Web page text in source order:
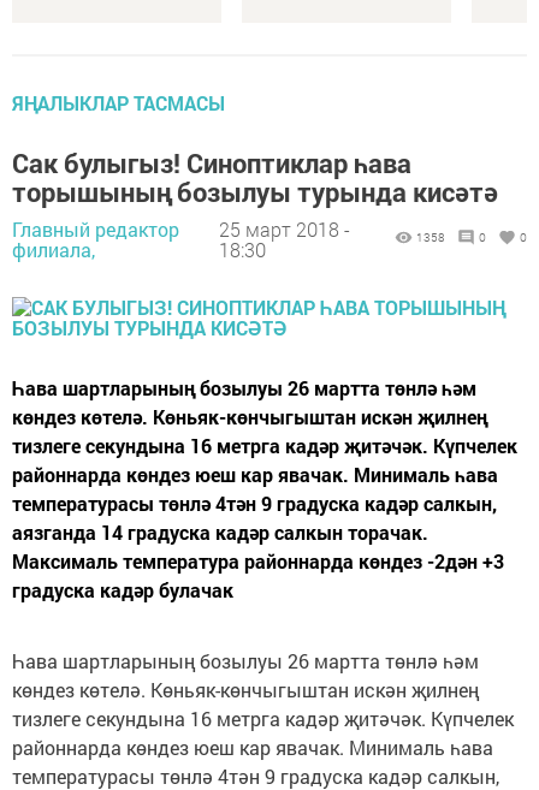
ЯҢАЛЫКЛАР ТАСМАСЫ
Сак булыгыз! Синоптиклар һава
торышының бозылуы турында кисәтә
Главный редактор
филиала,
25 март 2018 -
18:30
1358 0 0
Һава шартларының бозылуы 26 мартта төнлә һәм
көндез көтелә. Көньяк-көнчыгыштан искән җилнең
тизлеге секундына 16 метрга кадәр җитәчәк. Күпчелек
районнарда көндез юеш кар явачак. Минималь һава
температурасы төнлә 4тән 9 градуска кадәр салкын,
аязганда 14 градуска кадәр салкын торачак.
Максималь температура районнарда көндез -2дән +3
градуска кадәр булачак
Һава шартларының бозылуы 26 мартта төнлә һәм
көндез көтелә. Көньяк-көнчыгыштан искән җилнең
тизлеге секундына 16 метрга кадәр җитәчәк. Күпчелек
районнарда көндез юеш кар явачак. Минималь һава
температурасы төнлә 4тән 9 градуска кадәр салкын,